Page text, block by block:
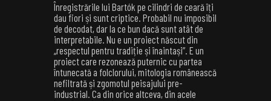
Înregistrările lui Bartók pe cilindri de ceară îți
dau fiori și sunt criptice. Probabil nu imposibil
de decodat, dar la ce bun dacă sunt atât de
interpretabile. Nu e un proiect născut din
„respectul pentru tradiție și înaintași”. E un
proiect care rezonează puternic cu partea
întunecată a folclorului, mitologia românească
nefiltrată și zgomotul peisajului pre-
industrial. Ca din orice altceva, din acele